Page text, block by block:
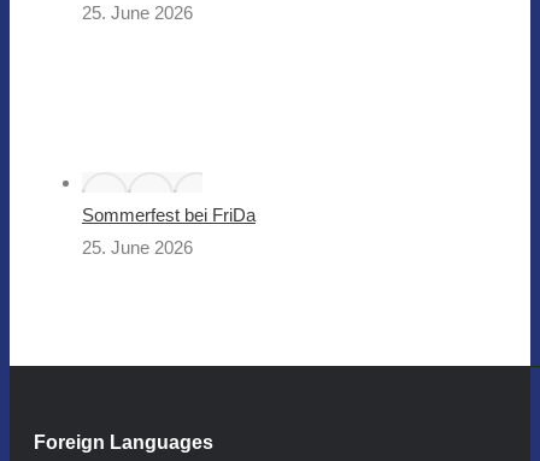
25. June 2026
Sommerfest bei FriDa
25. June 2026
Foreign Languages